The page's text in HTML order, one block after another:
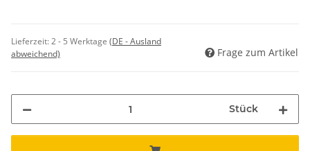
Lieferzeit:2 - 5 Werktage (DE - Ausland
abweichend)
Frage zum Artikel
Stück